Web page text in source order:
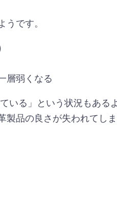
です。
層弱くなる
る」という状況もあるよ
品の良さが失われてし